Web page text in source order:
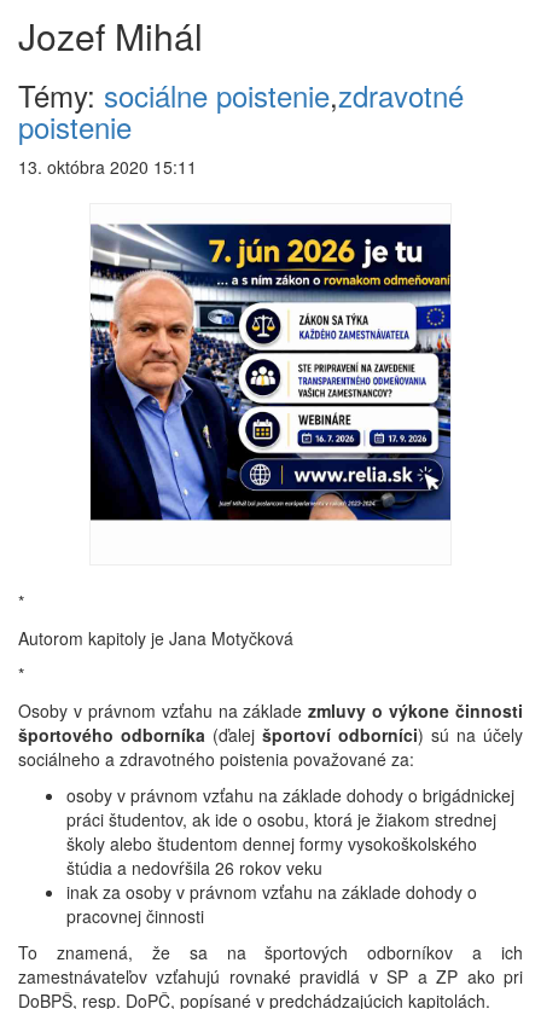
Jozef Mihál
Témy: sociálne poistenie,zdravotné
poistenie
13. októbra 2020 15:11
*
Autorom kapitoly je Jana Motyčková
*
Osoby v právnom vzťahu na základezmluvy o výkone činnosti
športového odborníka (ďalej športoví odborníci) sú na účely
sociálneho a zdravotného poistenia považované za:
osoby v právnom vzťahu na základe dohody o brigádnickej
práci študentov, ak ide o osobu, ktorá je žiakom strednej
školy alebo študentom dennej formy vysokoškolského
štúdia a nedovŕšila 26 rokov veku
inak za osoby v právnom vzťahu na základe dohody o
pracovnej činnosti
To znamená, že sa na športových odborníkov a ich
zamestnávateľov vzťahujú rovnaké pravidlá v SP a ZP ako pri
DoBPŠ, resp. DoPČ, popísané v predchádzajúcich kapitolách.